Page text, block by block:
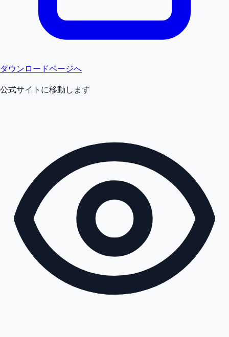
ダウンロードページへ
公式サイトに移動します